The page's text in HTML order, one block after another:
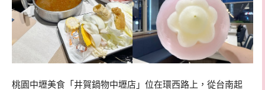
桃園中壢美食「井賀鍋物中壢店」位在環西路上，從台南起